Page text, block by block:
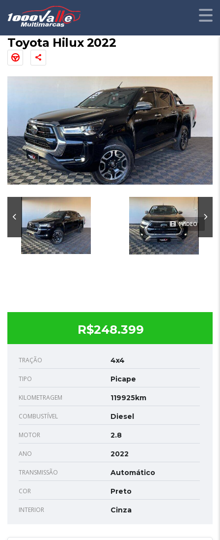
Toyota Hilux 2022
1VÍDEO
R$248.399
TRAÇÃO 4x4
TIPO Picape
KILOMETRAGEM 119925km
COMBUSTÍVEL Diesel
MOTOR 2.8
ANO 2022
TRANSMISSÃO Automático
COR Preto
INTERIOR Cinza